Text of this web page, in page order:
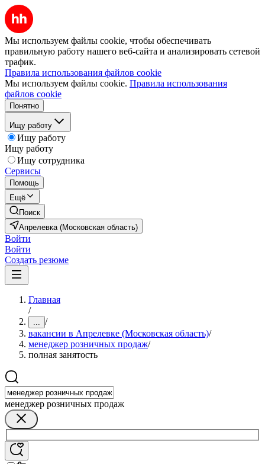
Мы используем файлы cookie, чтобы обеспечивать
правильную работу нашего веб-сайта и анализировать сетевой
трафик.
Правила использования файлов cookie
Мы используем файлы cookie. Правила использования
файлов cookie
Понятно
Ищу работу
Ищу работу
Ищу работу
Ищу сотрудника
Сервисы
Помощь
Ещё
Поиск
Апрелевка (Московская область)
Войти
Войти
Создать резюме
Главная
/
... /
вакансии в Апрелевке (Московская область)/
менеджер розничных продаж/
полная занятость
менеджер розничных продаж